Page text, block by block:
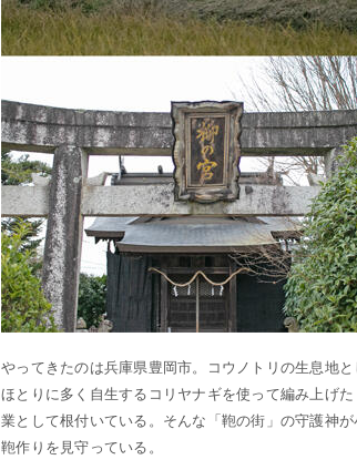
やってきたのは兵庫県豊岡市。コウノトリの生息地
ほとりに多く自生するコリヤナギを使って編み上げ
業として根付いている。そんな「鞄の街」の守護神
鞄作りを見守っている。